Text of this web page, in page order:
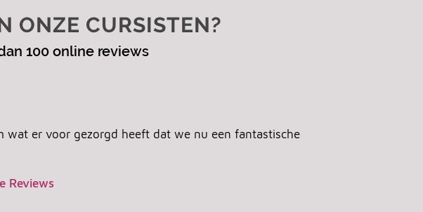
ONZE CURSISTEN?
100 online reviews
wat er voor gezorgd heeft dat we nu een fantastische
Reviews